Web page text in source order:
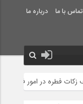
تماس با ما درباره ما
جلوه‌های